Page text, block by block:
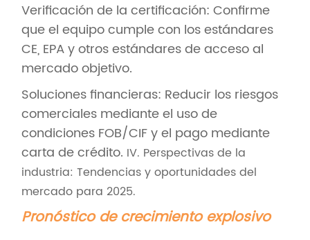
Verificación de la certificación: Confirme
que el equipo cumple con los estándares
CE, EPA y otros estándares de acceso al
mercado objetivo.
Soluciones financieras: Reducir los riesgos
comerciales mediante el uso de
condiciones FOB/CIF y el pago mediante
carta de crédito. IV. Perspectivas de la
industria: Tendencias y oportunidades del
mercado para 2025.
Pronóstico de crecimiento explosivo